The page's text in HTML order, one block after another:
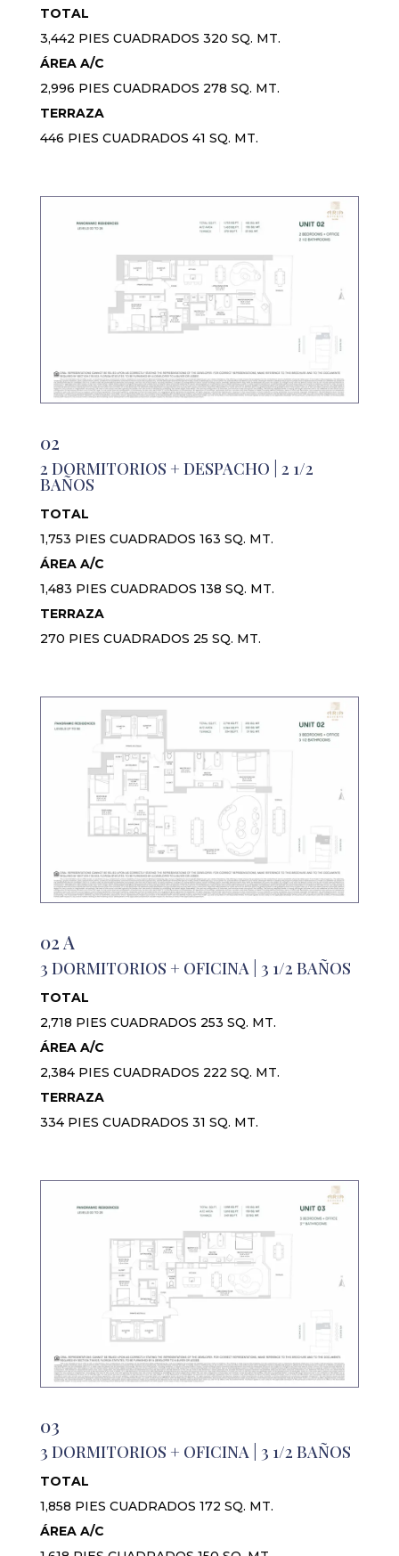
TOTAL
3,442 PIES CUADRADOS 320 SQ. MT.
ÁREA A/C
2,996 PIES CUADRADOS 278 SQ. MT.
TERRAZA
446 PIES CUADRADOS 41 SQ. MT.
02
2 DORMITORIOS + DESPACHO | 2 1/2
BAÑOS
TOTAL
1,753 PIES CUADRADOS 163 SQ. MT.
ÁREA A/C
1,483 PIES CUADRADOS 138 SQ. MT.
TERRAZA
270 PIES CUADRADOS 25 SQ. MT.
02 A
3 DORMITORIOS + OFICINA | 3 1/2 BAÑOS
TOTAL
2,718 PIES CUADRADOS 253 SQ. MT.
ÁREA A/C
2,384 PIES CUADRADOS 222 SQ. MT.
TERRAZA
334 PIES CUADRADOS 31 SQ. MT.
03
3 DORMITORIOS + OFICINA | 3 1/2 BAÑOS
TOTAL
1,858 PIES CUADRADOS 172 SQ. MT.
ÁREA A/C